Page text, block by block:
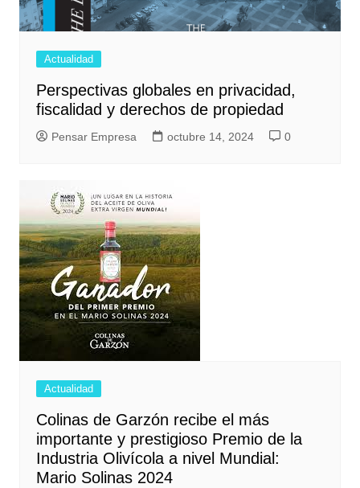
Actualidad
Perspectivas globales en privacidad,
fiscalidad y derechos de propiedad
Pensar Empresa octubre 14, 2024 0
Actualidad
Colinas de Garzón recibe el más
importante y prestigioso Premio de la
Industria Olivícola a nivel Mundial:
Mario Solinas 2024